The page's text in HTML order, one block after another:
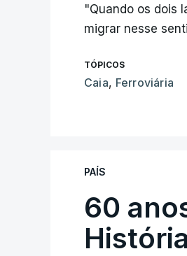
"Quando os dois
migrar nesse
TÓPICOS
Caia, Ferroviária
PAÍS
60